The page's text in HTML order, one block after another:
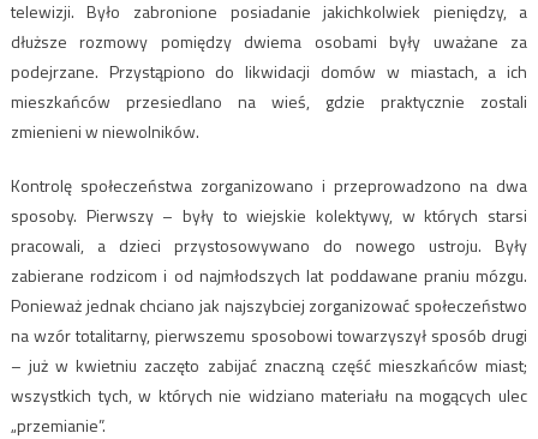
telewizji. Było zabronione posiadanie jakichkolwiek pieniędzy, a
dłuższe rozmowy pomiędzy dwiema osobami były uważane za
podejrzane. Przystąpiono do likwidacji domów w miastach, a ich
mieszkańców przesiedlano na wieś, gdzie praktycznie zostali
zmienieni w niewolników.
Kontrolę społeczeństwa zorganizowano i przeprowadzono na dwa
sposoby. Pierwszy – były to wiejskie kolektywy, w których starsi
pracowali, a dzieci przystosowywano do nowego ustroju. Były
zabierane rodzicom i od najmłodszych lat poddawane praniu mózgu.
Ponieważ jednak chciano jak najszybciej zorganizować społeczeństwo
na wzór totalitarny, pierwszemu sposobowi towarzyszył sposób drugi
– już w kwietniu zaczęto zabijać znaczną część mieszkańców miast;
wszystkich tych, w których nie widziano materiału na mogących ulec
„przemianie”.